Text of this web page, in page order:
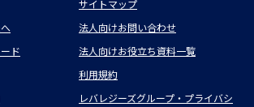
サイトマップ
法人向けお問い合わせ
ド
法人向けお役立ち資料一覧
利用規約
レバレジーズグループ・プライバシ